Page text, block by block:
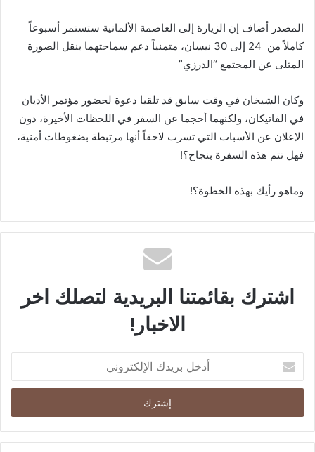
المصدر أضاف إن الزيارة إلى العاصمة الألمانية ستستمر أسبوعاً
كاملاً من 24 إلى 30 نيسان، متمنياً دعم سماحتهما بنقل الصورة
المثلى عن المجتمع “الدرزي”
وكان الشيخان في وقت سابق قد تلقيا دعوة لحضور مؤتمر الأديان
في الفاتيكان، ولكنهما أحجما عن السفر في اللحظات الأخيرة، دون
الإعلان عن الأسباب التي تسرب لاحقاً أنها مرتبطة بضغوطات أمنية،
فهل تتم هذه السفرة بنجاح؟!
وماهو رأيك بهذه الخطوة؟!
اشترك بقائمتنا البريدية لتصلك اخر
الاخبار!